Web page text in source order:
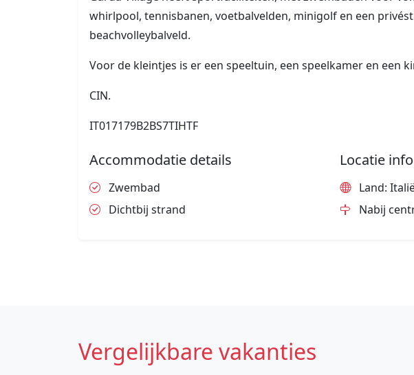
whirlpool, tennisbanen, voetbalvelden, minigolf en een
beachvolleybalveld.
Voor de kleintjes is er een speeltuin, een speelkamer en een
CIN.
IT017179B2BS7TIHTF
Accommodatie details
Zwembad
Dichtbij strand
Locatie
Land:
Nabij
Vergelijkbare vakanties